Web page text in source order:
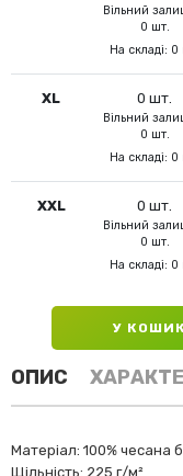
Вільний
0 шт.
На складі: 0
XL 0 шт.
Вільний
0 шт.
На складі: 0
XXL 0 шт.
Вільний
0 шт.
На складі: 0
У
ОПИС
Матеріал: 100% чесана
Щільність: 225 г/м²